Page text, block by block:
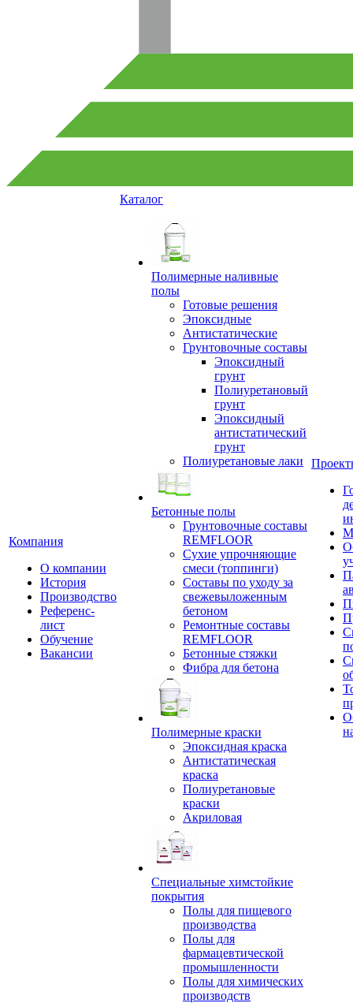
Компания
О компании
История
Производство
Референс-
лист
Обучение
Вакансии
Каталог
Полимерные наливные
полы
Готовые решения
Эпоксидные
Антистатические
Грунтовочные составы
Эпоксидный
грунт
Полиуретановый
грунт
Эпоксидный
антистатический
грунт
Полиуретановые лаки
Бетонные полы
Грунтовочные составы
REMFLOOR
Сухие упрочняющие
смеси (топпинги)
Составы по уходу за
свежевыложенным
бетоном
Ремонтные составы
REMFLOOR
Бетонные стяжки
Фибра для бетона
Полимерные краски
Эпоксидная краска
Антистатическая
краска
Полиуретановые
краски
Акриловая
Специальные химстойкие
покрытия
Полы для пищевого
производства
Полы для
фармацевтической
промышленности
Полы для химических
производств